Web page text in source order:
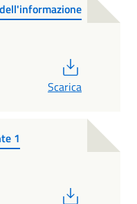
Scarica
1